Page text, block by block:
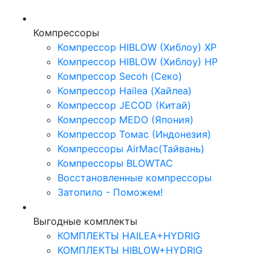
Компрессоры
Компрессор HIBLOW (Хиблоу) XP
Компрессор HIBLOW (Хиблоу) HP
Компрессор Secoh (Секо)
Компрессор Hailea (Хайлеа)
Компрессор JECOD (Китай)
Компрессор MEDO (Япония)
Компрессор Томас (Индонезия)
Компрессоры AirMac(Тайвань)
Компрессоры BLOWTAC
Восстановленные компрессоры
Затопило - Поможем!
Выгодные комплекты
КОМПЛЕКТЫ HAILEA+HYDRIG
КОМПЛЕКТЫ HIBLOW+HYDRIG